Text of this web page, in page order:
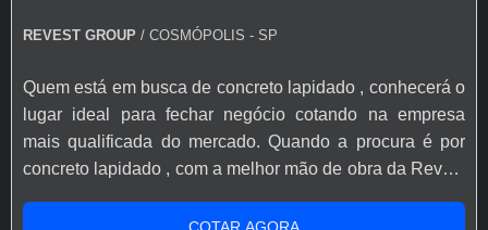
REVEST GROUP / COSMÓPOLIS - SP
Quem está em busca de concreto lapidado , conhecerá o
lugar ideal para fechar negócio cotando na empresa
mais qualificada do mercado. Quando a procura é por
concreto lapidado , com a melhor mão de obra da Revest
facilidade de acesso. MAIS DETALHES SOBRE O